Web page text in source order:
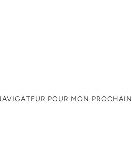
POUR MON PROCHAIN